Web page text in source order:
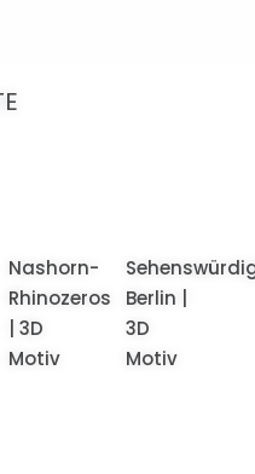
Nashorn-
Rhinozeros
| 3D
Motiv
Berlin |
3D
Motiv